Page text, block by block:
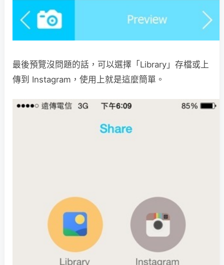
最後預覽沒問題的話，可以選擇「Library」存檔或上
傳到 Instagram，使用上就是這麼簡單。